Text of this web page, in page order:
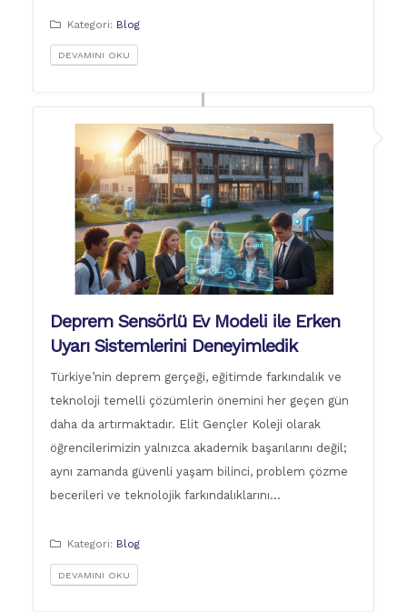
Kategori: Blog
DEVAMINI OKU
Deprem Sensörlü Ev Modeli ile Erken
Uyarı Sistemlerini Deneyimledik
Türkiye’nin deprem gerçeği, eğitimde farkındalık ve
teknoloji temelli çözümlerin önemini her geçen gün
daha da artırmaktadır. Elit Gençler Koleji olarak
öğrencilerimizin yalnızca akademik başarılarını değil;
aynı zamanda güvenli yaşam bilinci, problem çözme
becerileri ve teknolojik farkındalıklarını…
Kategori: Blog
DEVAMINI OKU